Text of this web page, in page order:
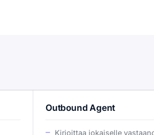
Outbound Agent
Kirjoittaa jokaiselle